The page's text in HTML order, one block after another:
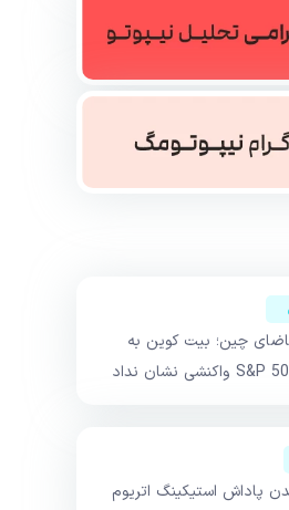
چین؛ بیت کوین به
پاداش استیکینگ اتریوم